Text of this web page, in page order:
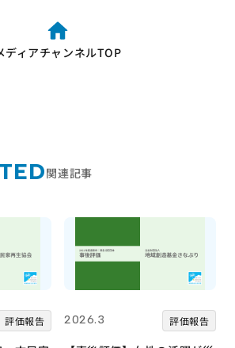
ディアチャンネルTOP
関連記事
評価報告 2026.3 評価報告